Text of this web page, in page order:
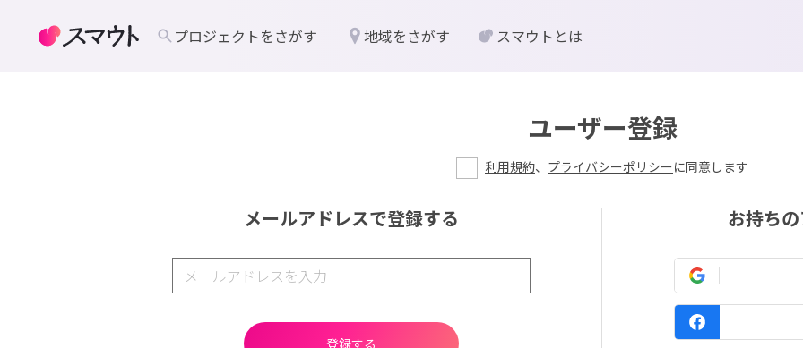
ユーザー登録
利用規約、 プライバシーポリシーに同意します
メールアドレスで登録する お持ち
プロジェクトをさがす 地域をさがす スマウトとは